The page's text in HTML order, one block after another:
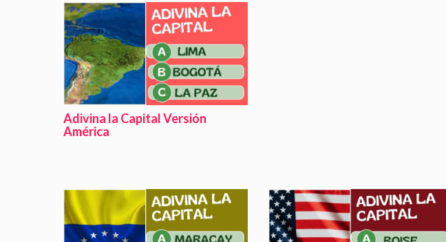
Adivina la Capital Versión
América